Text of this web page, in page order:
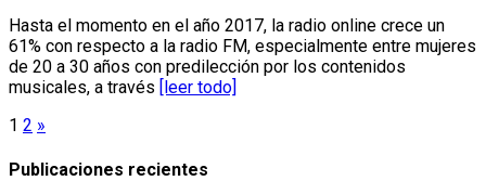
Hasta el momento en el año 2017, la radio online crece un
61% con respecto a la radio FM, especialmente entre mujeres
de 20 a 30 años con predilección por los contenidos
musicales, a través
[leer todo]
Paginación
de
1 2 »
Publicaciones recientes